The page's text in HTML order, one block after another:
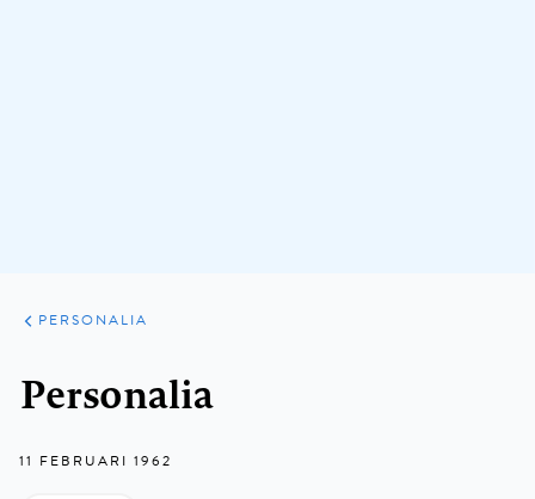
ARTIKELEN
VARIA
PERSONALIA
Personalia
11 FEBRUARI 1962